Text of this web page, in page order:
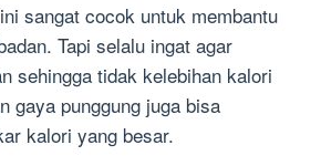
sangat cocok untuk membantu
Tapi selalu ingat agar
sehingga tidak kelebihan kalori
gaya punggung juga bisa
kalori yang besar.